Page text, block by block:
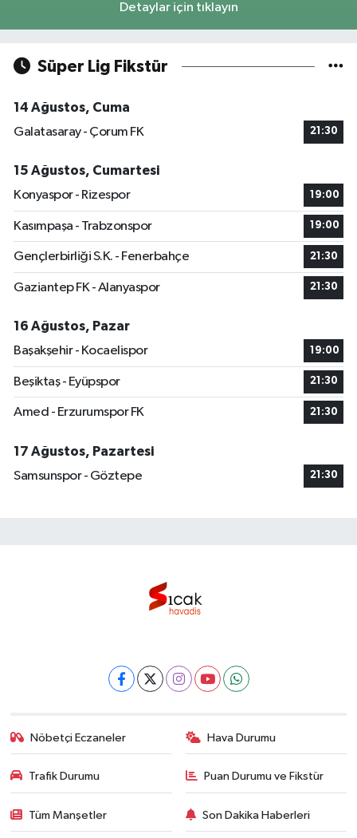
Detaylar için tıklayın
Süper Lig Fikstür
14 Ağustos, Cuma
Galatasaray - Çorum FK
21:30
15 Ağustos, Cumartesi
Konyaspor - Rizespor
19:00
Kasımpaşa - Trabzonspor 19:00
Gençlerbirliği S.K. - Fenerbahçe 21:30
Gaziantep FK - Alanyaspor 21:30
16 Ağustos, Pazar
Başakşehir - Kocaelispor
19:00
Beşiktaş - Eyüpspor 21:30
Amed - Erzurumspor FK 21:30
17 Ağustos, Pazartesi
Samsunspor - Göztepe
21:30
Nöbetçi Eczaneler Hava Durumu
Trafik Durumu Puan Durumu ve Fikstür
Tüm Manşetler Son Dakika Haberleri